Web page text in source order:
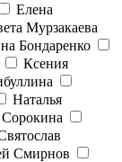
Елена
Мурзакаева
Бондаренко
Ксения
Наталья
Смирнов